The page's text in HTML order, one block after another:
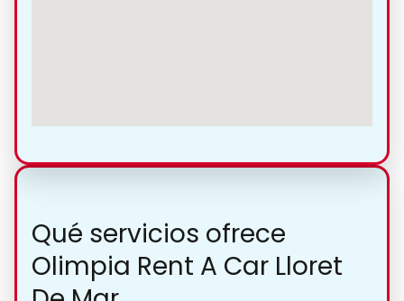
Qué servicios ofrece
Olimpia Rent A Car Lloret